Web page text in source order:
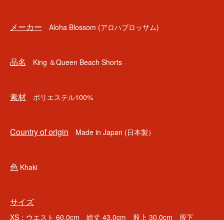
メーカー Aloha Blossom (アロハブロッサム)
品名 King ＆Queen Beach Shorts
素材 ポリエステル100%
Country of origin Made in Japan (日本製）
色 Khaki
サイズ
XS：ウエスト 60.0cm 総丈 43.0cm 股上 30.0cm 股下